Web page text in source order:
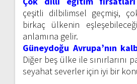
çeşitli dilbilimsel geçmişi,
birkaç ülkenin
anlamına gelir.
Güneydoğu Avrupa’nın
Diğer beş ülke ile sınırlarını
seyahat severler için iyi bir